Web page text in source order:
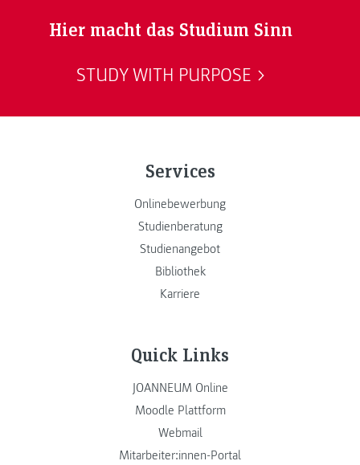
Hier macht das Studium Sinn
STUDY WITH PURPOSE
Services
Onlinebewerbung
Studienberatung
Studienangebot
Bibliothek
Karriere
Quick Links
JOANNEUM Online
Moodle Plattform
Webmail
Mitarbeiter:innen-Portal